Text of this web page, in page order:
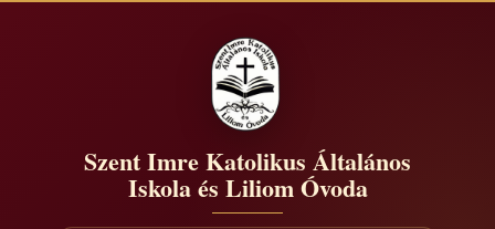
Szent Imre Katolikus Általános
Iskola és Liliom Óvoda